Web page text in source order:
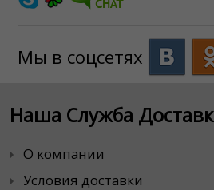
Мы в соцсетях
Наша Служба
О компании
Условия доставки